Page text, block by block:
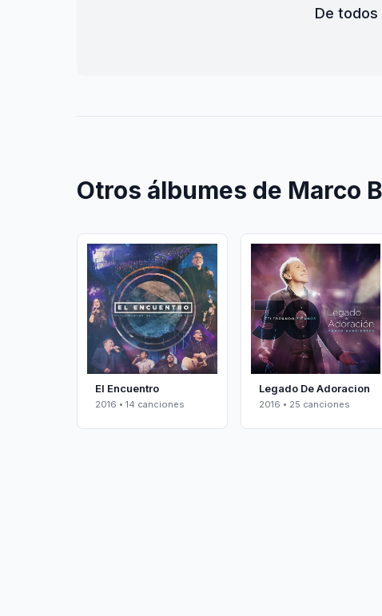
De todos
Otros álbumes de Marco
El Encuentro
2016 • 14 canciones
Legado De Adoracion
2016 • 25 canciones